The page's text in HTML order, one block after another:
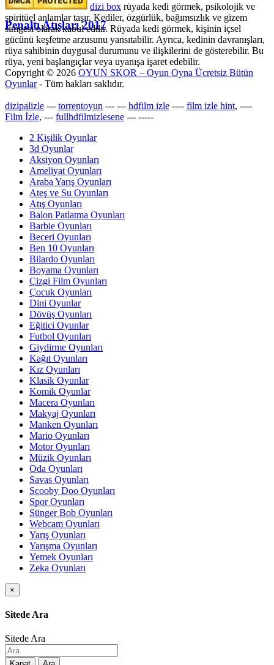
Penaltı Atışları 2017
dizi box rüyada kedi görmek​, psikolojik ve
spiritüel anlamlar taşır. Kediler, özgürlük, bağımsızlık ve gizem
simgesi olarak kabul edilir. Rüyada kedi görmek, kişinin içsel
gücünü keşfetme arzusunu yansıtabilir. Ayrıca, kedinin davranışları,
rüya sahibinin duygusal durumunu ve ilişkilerini de gösterebilir. Bu
rüya, yeni başlangıçlar veya uyanışa işaret edebilir.
Copyright © 2026 OYUN SKOR – Oyun Oyna Ücretsiz Bütün
Oyunlar- Tüm hakları saklıdır.
dizipalizle --- torrentoyun --- --- hdfilm izle ---- film izle hint, ----
Film İzle, --- fullhdfilmizlesene --- -----
2 Kişilik Oyunlar
3d Oyunlar
Aksiyon Oyunları
Ameliyat Oyunları
Araba Yarış Oyunları
Ateş ve Su Oyunları
Atış Oyunları
Balon Patlatma Oyunları
Barbie Oyunları
Beceri Oyunları
Ben 10 Oyunları
Bilardo Oyunları
Boyama Oyunları
Çizgi Film Oyunları
Çocuk Oyunları
Dini Oyunlar
Dövüş Oyunları
Eğitici Oyunlar
Futbol Oyunları
Giydirme Oyunları
Kağıt Oyunları
Kız Oyunları
Klasik Oyunlar
Komik Oyunlar
Macera Oyunları
Makyaj Oyunları
Manken Oyunları
Mario Oyunları
Motor Oyunları
Müzik Oyunları
Oda Oyunları
Savas Oyunları
Scooby Doo Oyunları
Spor Oyunları
Sünger Bob Oyunları
Webcam Oyunları
Yarış Oyunları
Yarışma Oyunları
Yemek Oyunları
Zeka Oyunları
×
Sitede Ara
Sitede Ara